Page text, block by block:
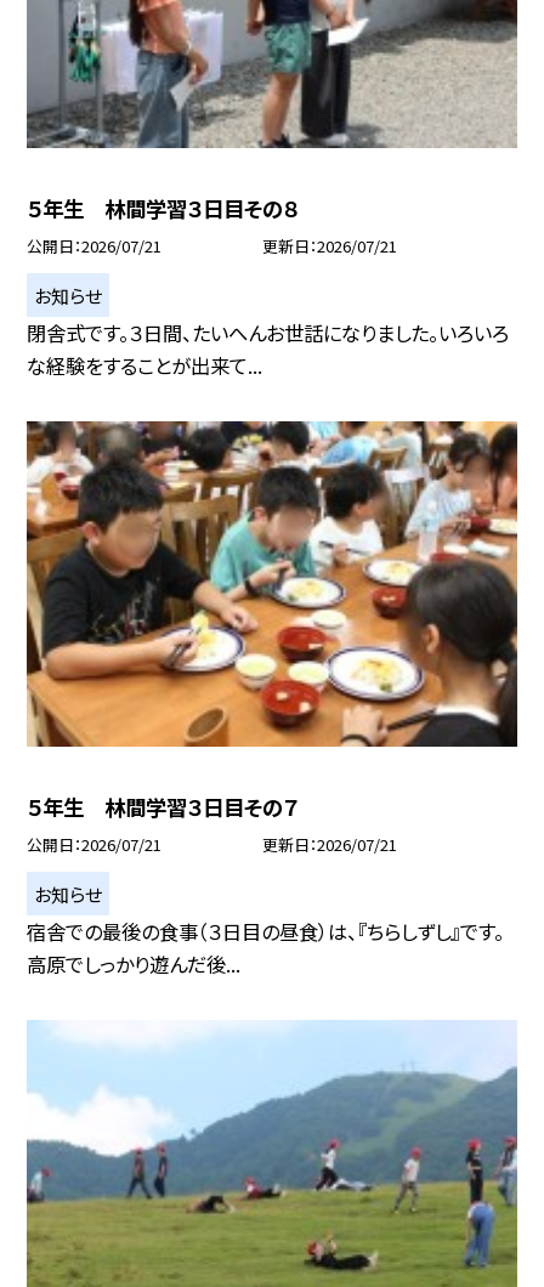
５年生 林間学習３日目その８
公開日 2026/07/21 更新日 2026/07/21
お知らせ
閉舎式です。３日間、たいへんお世話になりました。いろいろ
な経験をすることが出来て...
５年生 林間学習３日目その７
公開日 2026/07/21 更新日 2026/07/21
お知らせ
宿舎での最後の食事（３日目の昼食）は、『ちらしずし』です。
高原でしっかり遊んだ後...